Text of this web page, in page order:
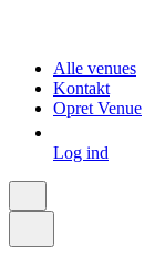
Alle venues
Kontakt
Opret Venue
Log ind